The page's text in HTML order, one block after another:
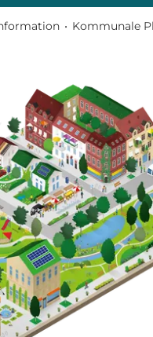
• Kommunale